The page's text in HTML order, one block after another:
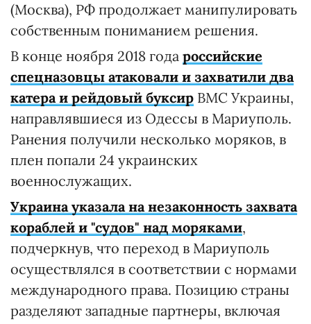
(Москва), РФ продолжает манипулировать
собственным пониманием решения.
В конце ноября 2018 года российские
спецназовцы атаковали и захватили два
катера и рейдовый буксир ВМС Украины,
направлявшиеся из Одессы в Мариуполь.
Ранения получили несколько моряков, в
плен попали 24 украинских
военнослужащих.
Украина указала на незаконность захвата
кораблей и "судов" над моряками,
подчеркнув, что переход в Мариуполь
осуществлялся в соответствии с нормами
международного права. Позицию страны
разделяют западные партнеры, включая